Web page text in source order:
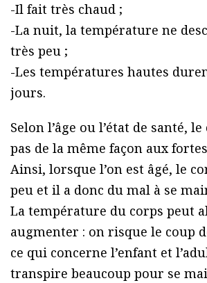
-Il fait très chaud ;
-La nuit, la température ne
très peu ;
-Les températures hautes
jours.
Selon l’âge ou l’état de santé,
pas de la même façon aux
Ainsi, lorsque l’on est âgé, le
peu et il a donc du mal à se
La température du corps peut
augmenter : on risque le coup
ce qui concerne l’enfant et
transpire beaucoup pour se